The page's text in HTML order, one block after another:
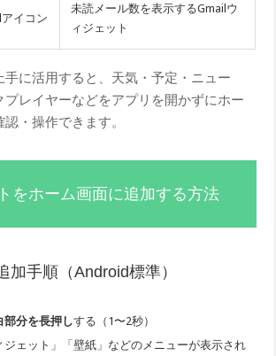
イコン
未読メール数を表示するGmailウ
ィジェット
手に活用すると、天気・予定・ニュー
プレイヤーなどをアプリを開かずにホー
・操作できます。
をホーム画面に追加する方法
加手順（Android標準）
部分を長押しする（1〜2秒）
ジェット」「壁紙」などのメニューが表示され